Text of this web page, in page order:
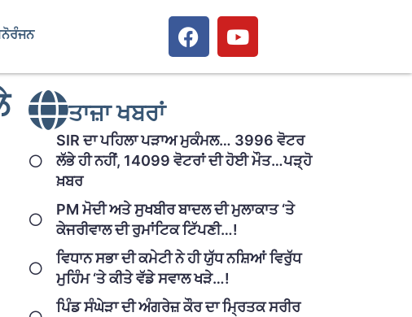
ਤਾਜ਼ਾ ਖਬਰਾਂ
SIR ਦਾ ਪਹਿਲਾ ਪੜਾਅ ਮੁਕੰਮਲ… 3996 ਵੋਟਰ
ਲੱਭੇ ਹੀ ਨਹੀਂ, 14099 ਵੋਟਰਾਂ ਦੀ ਹੋਈ ਮੌਤ…ਪੜ੍ਹੋ
ਖ਼ਬਰ
PM ਮੋਦੀ ਅਤੇ ਸੁਖਬੀਰ ਬਾਦਲ ਦੀ ਮੁਲਾਕਾਤ ‘ਤੇ
ਕੇਜਰੀਵਾਲ ਦੀ ਰੁਮਾਂਟਿਕ ਟਿੱਪਣੀ…!
ਵਿਧਾਨ ਸਭਾ ਦੀ ਕਮੇਟੀ ਨੇ ਹੀ ਯੁੱਧ ਨਸ਼ਿਆਂ ਵਿਰੁੱਧ
ਮੁਹਿੰਮ ‘ਤੇ ਕੀਤੇ ਵੱਡੇ ਸਵਾਲ ਖੜੇ…!
ਪਿੰਡ ਸੰਘੇੜਾ ਦੀ ਅੰਗਰੇਜ਼ ਕੌਰ ਦਾ ਮ੍ਰਿਤਕ ਸਰੀਰ